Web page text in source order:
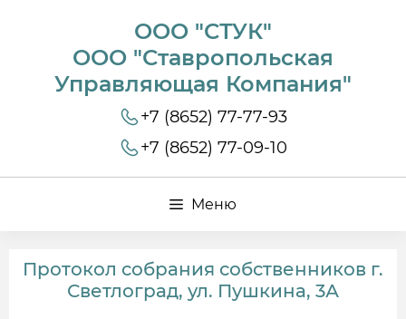
ООО "СТУК"
ООО "Ставропольская
Управляющая Компания"
+7 (8652) 77-77-93
+7 (8652) 77-09-10
Меню
Протокол собрания собственников г.
Светлоград, ул. Пушкина, 3А